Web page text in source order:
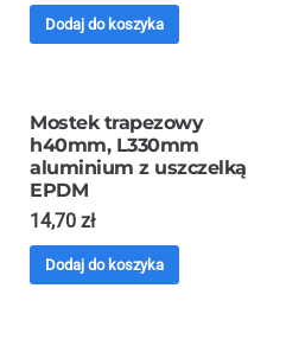
Dodaj do koszyka
Mostek trapezowy
h40mm, L330mm
aluminium z uszczelką
EPDM
14,70 zł
Dodaj do koszyka